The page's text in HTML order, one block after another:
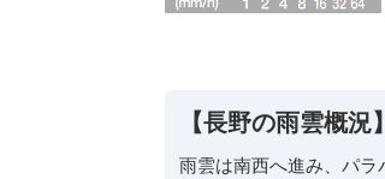
【長野の雨雲概
雨雲は南西へ進み、パ